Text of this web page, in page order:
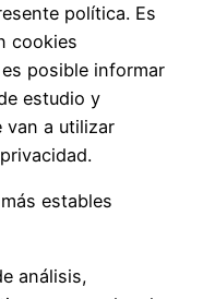
política. Es
cookies
posible informar
estudio y
van a utilizar
estables
análisis,